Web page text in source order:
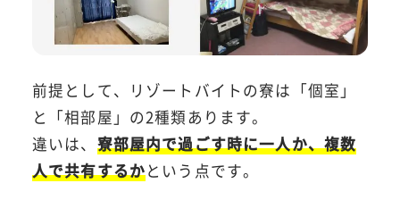
前提として、リゾートバイトの寮は「個室」
と「相部屋」の2種類あります。
違いは、 寮部屋内で過ごす時に一人か、複数
人で共有するかという点です。